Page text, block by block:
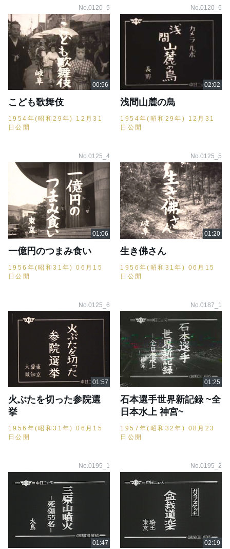
No.0120_5
こども歌舞伎
1954年(昭和29年) 12月31
日公開
No.0120_6
浅間山麓の鳥
1954年(昭和29年) 12月31
日公開
No.0125_4
一億円のつまみ食い
1956年(昭和31年) 06月15
日公開
No.0125_5
生き佛さん
1956年(昭和31年) 06月15
日公開
No.0125_6
火ぶたを切った参院選
挙
1956年(昭和31年) 06月15
日公開
No.0187_1
石本選手世界新記録 ~全
日本水上 神宮~
1957年(昭和32年) 08月23
日公開
No.0195_1 No.0195_2